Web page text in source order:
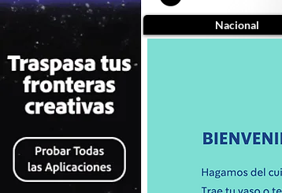
Nacional